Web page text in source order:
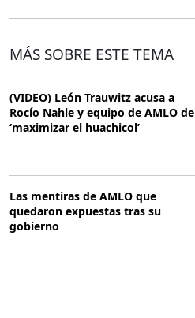
MÁS SOBRE ESTE TEMA
(VIDEO) León Trauwitz acusa a
Rocío Nahle y equipo de AMLO de
‘maximizar el huachicol’
Las mentiras de AMLO que
quedaron expuestas tras su
gobierno